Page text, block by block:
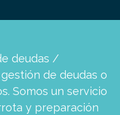
deudas /
de deudas o
Somos un servicio
y preparación